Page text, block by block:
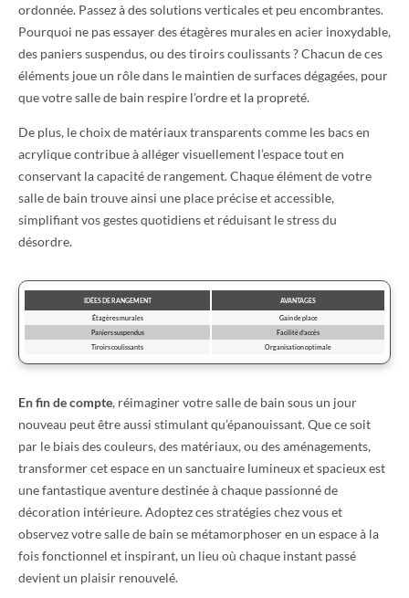
ordonnée. Passez à des solutions verticales et peu encombrantes.
Pourquoi ne pas essayer des étagères murales en acier inoxydable,
des paniers suspendus, ou des tiroirs coulissants ? Chacun de ces
éléments joue un rôle dans le maintien de surfaces dégagées, pour
que votre salle de bain respire l’ordre et la propreté.
De plus, le choix de matériaux transparents comme les bacs en
acrylique contribue à alléger visuellement l’espace tout en
conservant la capacité de rangement. Chaque élément de votre
salle de bain trouve ainsi une place précise et accessible,
simplifiant vos gestes quotidiens et réduisant le stress du
désordre.
IDÉES DE RANGEMENT AVANTAGES
Étagères murales
Gain de place
Paniers suspendus
Facilité d’accès
Tiroirs coulissants
Organisation optimale
En fin de compte, réimaginer votre salle de bain sous un jour
nouveau peut être aussi stimulant qu’épanouissant. Que ce soit
par le biais des couleurs, des matériaux, ou des aménagements,
transformer cet espace en un sanctuaire lumineux et spacieux est
une fantastique aventure destinée à chaque passionné de
décoration intérieure. Adoptez ces stratégies chez vous et
observez votre salle de bain se métamorphoser en un espace à la
fois fonctionnel et inspirant, un lieu où chaque instant passé
devient un plaisir renouvelé.